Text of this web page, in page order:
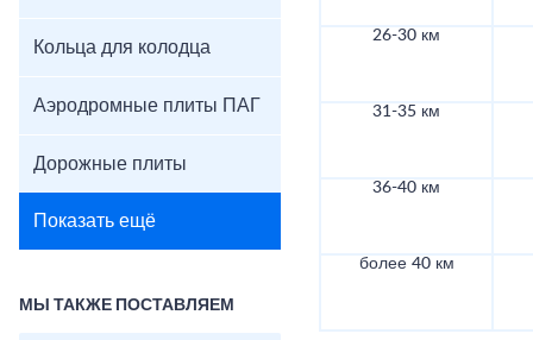
Кольца для колодца
Аэродромные плиты ПАГ
Дорожные плиты
Показать ещё
МЫ ТАКЖЕ ПОСТАВЛЯЕМ
26-30 км
31-35 км
36-40 км
более 40 км